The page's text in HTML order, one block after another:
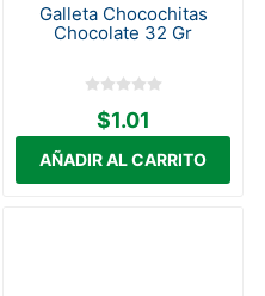
Galleta Chocochitas
Chocolate 32 Gr
$1.01